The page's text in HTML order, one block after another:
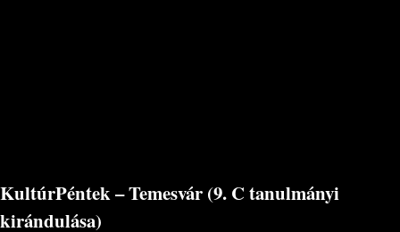
KultúrPéntek – Temesvár (9. C tanulmányi
kirándulása)